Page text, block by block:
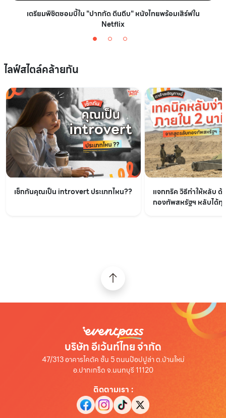
เตรียมพิชิตซอมบี้ใน "ปากกัด ตีนถีบ" หนังไทยพร้อมเสิร์ฟใน
Netflix
ไลฟ์สไตล์คล้ายกัน
เช็กกันคุณเป็น introvert ประเภทไหน??
แจกทริค วิธีทำให้หลับ
กองทัพสหรัฐฯ หลับได้ทุ
บริษัท อีเว้นท์ไทย จำกัด
47/313 อาคารไคตัค ชั้น 5 ถนนป๊อปปูล่า ต.บ้านใหม่
อ.ปากเกร็ด จ.นนทบุรี 11120
ติดตามเรา :